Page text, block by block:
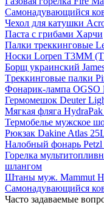
Самонадувающийся
Чехол для катушки
Паста с грибами Харчи
Палки треккинговые
Носки Lorpen T3MM
Борщ украинский
Tреккинговые палки
Фонарик-лампа OGSO
Гермомешок Deuter
Мягкая фляга
Термобелье мужское
Рюкзак Dakine Atlas
Налобный фонарь
Горелка
шлангом
Штаны муж. Mammut
Самонадувающийся
Часто задаваемые